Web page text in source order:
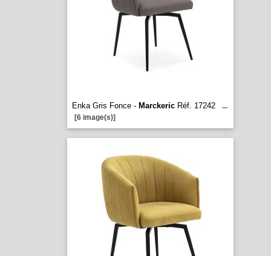
Enka Gris Fonce - MarckericRéf. 17242
...
[6 image(s)]